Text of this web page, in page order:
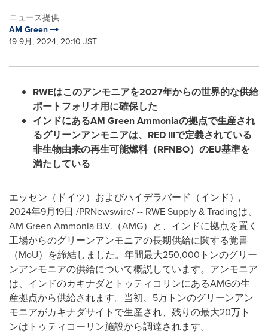
ニュース提供
AM Green
19 9月, 2024, 20:10 JST
RWEはこのアンモニアを2027年からの世界的な供給
ポートフォリオ用に確保した
インドにあるAM Green Ammoniaの拠点で生産され
るグリーンアンモニアは、 RED IIIで定義されている
非生物由来の再生可能燃料（RFNBO）のEU基準を
満たしている
エッセン（ドイツ）およびハイデラバード（インド） ,
2024年9月19日 /PRNewswire/ -- RWE Supply & Tradingは、
AM Green Ammonia B.V.（AMG）と、インドに拠点を置く
工場からのグリーンアンモニアの長期供給に関する覚書
（MoU）を締結しました。年間最大250,000トンのグリー
ンアンモニアの供給について概説しています。アンモニア
は、インドのカキナダとトゥティコリンにあるAMGの生
産拠点から供給されます。当初、5万トンのグリーンアン
モニアがカキナダサイトで生産され、残りの最大20万ト
ンはトゥティコーリン施設から調達されます。